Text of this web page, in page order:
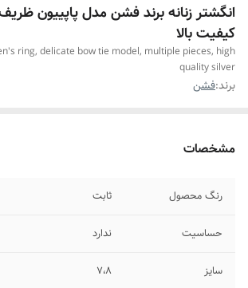
انگشتر زنانه برند فشن مدل پاپییون
کیفیت بالا
ring, delicate bow tie model, multiple pieces, high
quality silver
برند:فشن
مشخصات
رنگ محصول ثابت
حساسیت ندارد
سایز ۷،۸